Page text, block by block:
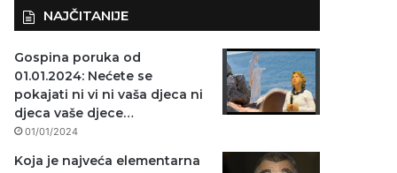
NAJČITANIJE
Gospina poruka od
01.01.2024: Nećete se
pokajati ni vi ni vaša djeca ni
djeca vaše djece…
01/01/2024
Koja je najveća elementarna